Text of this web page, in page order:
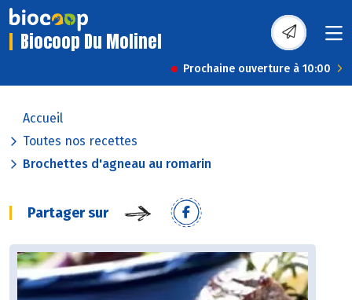
Biocoop Du Molinel
Prochaine ouverture à 10:00
Accueil
Toutes nos recettes
Brochettes d'agneau au romarin
Partager sur